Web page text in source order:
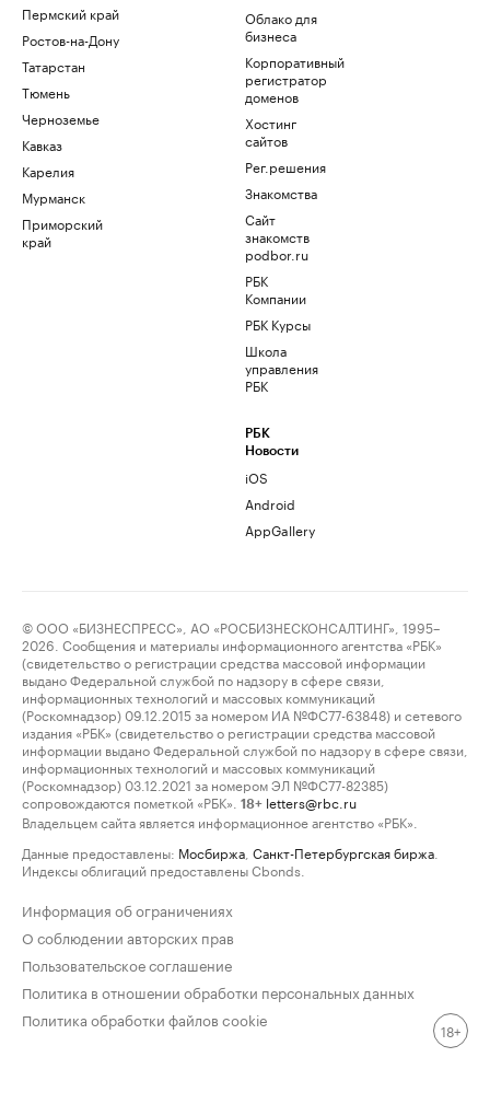
Пермский край
Ростов-на-Дону
Татарстан
Тюмень
Черноземье
Кавказ
Карелия
Мурманск
Приморский
край
Облако для
бизнеса
Корпоративный
регистратор
доменов
Хостинг
сайтов
Рег.решения
Знакомства
Сайт
знакомств
podbor.ru
РБК
Компании
РБК Курсы
Школа
управления
РБК
РБК
Новости
iOS
Android
AppGallery
© ООО «БИЗНЕСПРЕСС», АО «РОСБИЗНЕСКОНСАЛТИНГ», 1995–
2026. Сообщения и материалы информационного агентства «РБК»
(свидетельство о регистрации средства массовой информации
выдано Федеральной службой по надзору в сфере связи,
информационных технологий и массовых коммуникаций
(Роскомнадзор) 09.12.2015 за номером ИА №ФС77-63848) и сетевого
издания «РБК» (свидетельство о регистрации средства массовой
информации выдано Федеральной службой по надзору в сфере связи,
информационных технологий и массовых коммуникаций
(Роскомнадзор) 03.12.2021 за номером ЭЛ №ФС77-82385)
сопровождаются пометкой «РБК».
18+ letters@rbc.ru
Владельцем сайта является информационное агентство «РБК».
Данные предоставлены: Мосбиржа Санкт-Петербургская биржа
Индексы облигаций предоставлены Cbonds.
Информация об ограничениях
О соблюдении авторских прав
Пользовательское соглашение
Политика в отношении обработки персональных данных
Политика обработки файлов cookie
18+